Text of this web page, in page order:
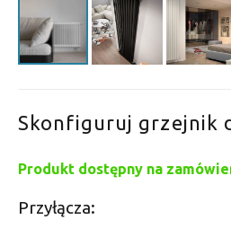
Skonfiguruj grzejnik
Produkt dostępny na
Przyłącza: